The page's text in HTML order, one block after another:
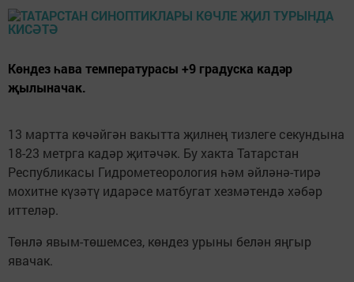
Көндез һава температурасы +9 градуска кадәр
җылыначак.
13 мартта көчәйгән вакытта җилнең тизлеге секундына
18-23 метрга кадәр җитәчәк. Бу хакта Татарстан
Республикасы Гидрометеорология һәм әйләнә-тирә
мохитне күзәтү идарәсе матбугат хезмәтендә хәбәр
иттеләр.
Төнлә явым-төшемсез, көндез урыны белән яңгыр
явачак.